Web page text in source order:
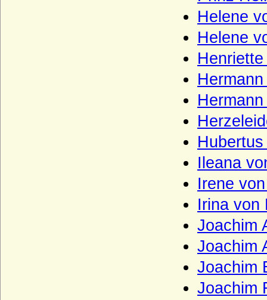
Helene
Helene
Ileana
Irene
Irina von
Joachim
Joachim
Joachim
Joachim